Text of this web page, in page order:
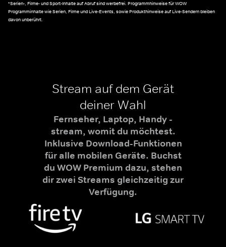
*Serien-, Filme- und Sport-Inhalte auf Abruf sind werbefrei. Programmhinweise für WOW
Programminhalte wie Serien, Filme und Live-Events, sowie Produkthinweise auf Live-Sendern bleiben
davon unberührt.
Stream auf dem Gerät
deiner Wahl
Fernseher, Laptop, Handy -
stream, womit du möchtest.
Inklusive Download-Funktionen
für alle mobilen Geräte. Buchst
du WOW Premium dazu, stehen
dir zwei Streams gleichzeitig zur
Verfügung.